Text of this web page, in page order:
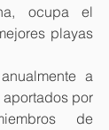
ocupa el
playas
a
por
de